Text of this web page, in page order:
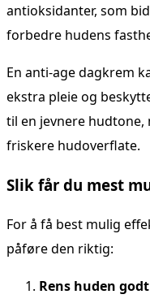
antioksidanter, som
forbedre hudens
En anti-age dagkrem
ekstra pleie og
til en jevnere hudtone,
friskere hudoverflate.
Slik får du mest
For å få best mulig
påføre den riktig:
Rens huden godt